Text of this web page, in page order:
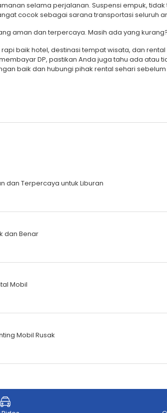
selama perjalanan. Suspensi empuk,
cocok sebagai sarana transportasi seluruh
aman dan terpercaya. Masih ada yang
baik hotel, destinasi tempat wisata, dan
DP, pastikan Anda juga tahu ada atau
baik dan hubungi pihak rental sehari
dan Terpercaya untuk Liburan
dan Benar
Mobil
Mobil Rusak